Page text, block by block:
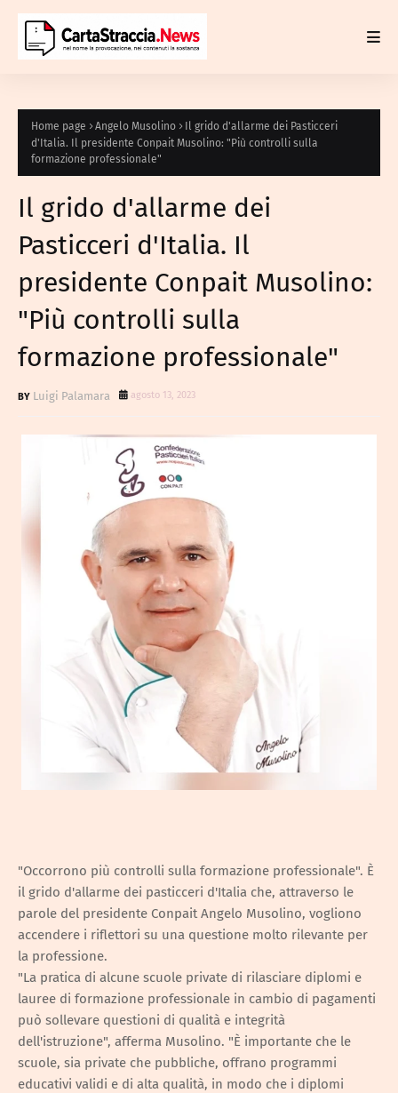
Home page Angelo Musolino
Il grido d'allarme dei Pasticceri
d'Italia. Il presidente Conpait Musolino: "Più controlli sulla
formazione professionale"
Il grido d'allarme dei
Pasticceri d'Italia. Il
presidente Conpait Musolino:
"Più controlli sulla
formazione professionale"
Luigi Palamara agosto 13, 2023
"Occorrono più controlli sulla formazione professionale". È
il grido d'allarme dei pasticceri d'Italia che, attraverso le
parole del presidente Conpait Angelo Musolino, vogliono
accendere i riflettori su una questione molto rilevante per
la professione.
"La pratica di alcune scuole private di rilasciare diplomi e
lauree di formazione professionale in cambio di pagamenti
può sollevare questioni di qualità e integrità
dell'istruzione", afferma Musolino. "È importante che le
scuole, sia private che pubbliche, offrano programmi
educativi validi e di alta qualità, in modo che i diplomi